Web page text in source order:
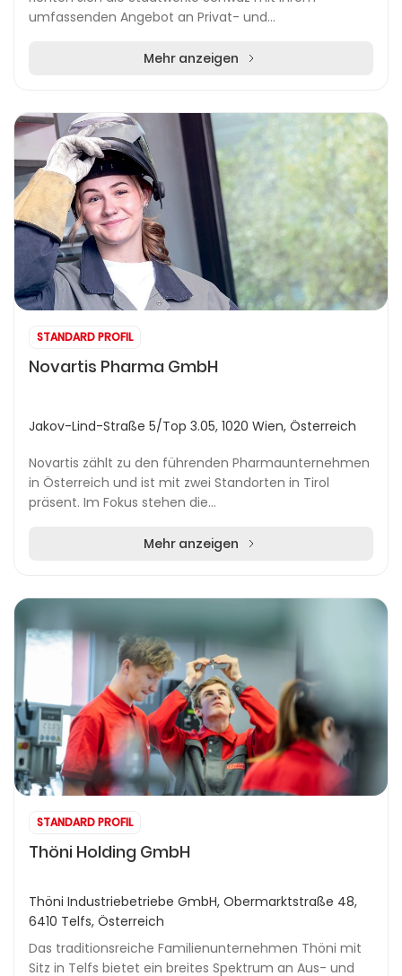
umfassenden Angebot an Privat- und
Stromversorgung profit...Mehr anzeigen
STANDARD PROFIL
Novartis Pharma GmbH
Jakov-Lind-Straße 5/Top 3.05, 1020 Wien, Österreich
Novartis zählt zu den führenden Pharmaunternehmen
in Österreich und ist mit zwei Standorten in Tirol
präsent. Im Fokus stehen die
technischen und naturw...Mehr anzeigen
STANDARD PROFIL
Thöni Holding GmbH
Thöni Industriebetriebe GmbH, Obermarktstraße 48,
6410 Telfs, Österreich
Das traditionsreiche Familienunternehmen Thöni mit
Sitz in Telfs bietet ein breites Spektrum an Aus- und